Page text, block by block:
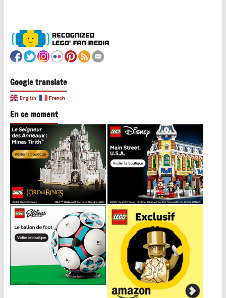
Google translate
English French
En ce moment